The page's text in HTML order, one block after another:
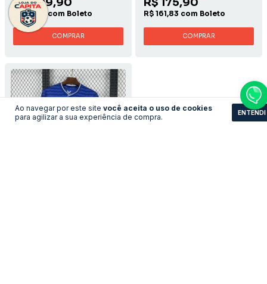
Ao navegar por este site você aceita o uso de cookies
para agilizar a sua experiência de compra.
ENTENDI
R$ 193,11 com Boleto
COMPRAR
R$ 161,83 com Boleto
COMPRAR